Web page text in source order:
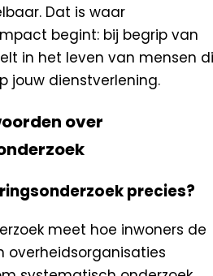
Dat is waar
begint: bij begrip van
in het leven van mensen
jouw dienstverlening.
over
precies?
meet hoe inwoners de
overheidsorganisaties